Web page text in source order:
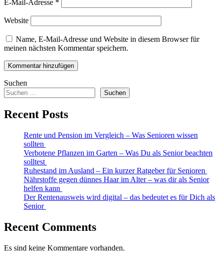
E-Mail-Adresse *
Website
Name, E-Mail-Adresse und Website in diesem Browser für
meinen nächsten Kommentar speichern.
Suchen
Suchen
Recent Posts
Rente und Pension im Vergleich – Was Senioren wissen
sollten
Verbotene Pflanzen im Garten – Was Du als Senior beachten
solltest
Ruhestand im Ausland – Ein kurzer Ratgeber für Senioren
Nährstoffe gegen dünnes Haar im Alter – was dir als Senior
helfen kann
Der Rentenausweis wird digital – das bedeutet es für Dich als
Senior
Recent Comments
Es sind keine Kommentare vorhanden.